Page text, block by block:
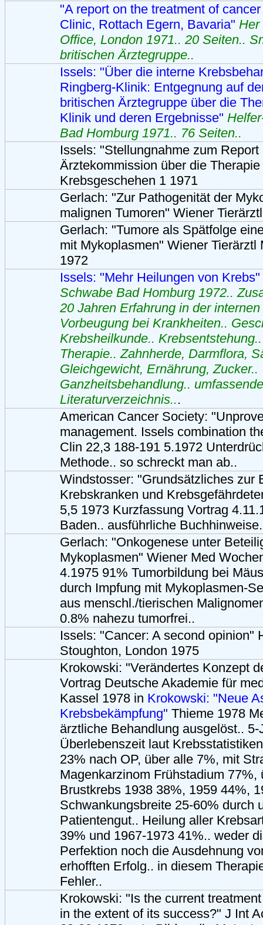
"A report on the treatment of
Clinic, Rottach Egern, Bavaria" Her
Office, London 1971.. 20 Seiten..
britischen Ärztegruppe..
Issels: "Über die interne
Ringberg-Klinik: Entgegnung auf
britischen Ärztegruppe über die
Klinik und deren Ergebnisse"
Bad Homburg 1971.. 76 Seiten..
Issels: "Stellungnahme zum
Ärztekommission über die
Krebsgeschehen 1 1971
Gerlach: "Zur Pathogenität der
malignen Tumoren" Wiener
Gerlach: "Tumore als Spätfolge
mit Mykoplasmen" Wiener Tierärztl
1972
Issels: "Mehr Heilungen von Krebs"
Schwabe Bad Homburg 1972..
20 Jahren Erfahrung in der
Vorbeugung bei Krankheiten..
Krebsheilkunde..
Therapie.. Zahnherde, Darmflora,
Gleichgewicht, Ernährung, Zucker..
Ganzheitsbehandlung..
Literaturverzeichnis...
American Cancer Society:
management. Issels combination
Clin 22,3 188-191 5.1972
Methode.. so schreckt man ab..
Windstosser: "Grundsätzliches zur
Krebskranken und
5,5 1973 Kurzfassung Vortrag
Baden.. ausführliche
Gerlach: "Onkogenese unter
Mykoplasmen" Wiener Med
4.1975 91% Tumorbildung bei
durch Impfung mit Mykoplasmen-
aus menschl./tierischen
0.8% nahezu tumorfrei..
Issels: "Cancer: A second opinion"
Stoughton, London 1975
Krokowski: "Verändertes Konzept
Vortrag Deutsche Akademie für
Kassel 1978 in Krokowski: "Neue
Krebsbekämpfung" Thieme 1978
ärztliche Behandlung ausgelöst.. 5-
Überlebenszeit laut
23% nach OP, über alle 7%, mit
Magenkarzinom Frühstadium 77%,
Brustkrebs 1938 38%, 1959 44%,
Schwankungsbreite 25-60% durch
Patientengut.. Heilung aller
39% und 1967-1973 41%.. weder
Perfektion noch die Ausdehnung
erhofften Erfolg.. in diesem
Fehler..
Krokowski: "Is the current
in the extent of its success?" J Int